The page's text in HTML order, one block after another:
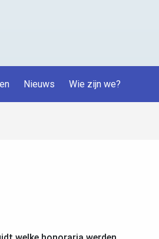
Nieuws Wie zijn we?